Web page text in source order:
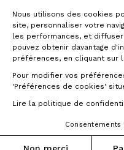
Nous utilisons des cookies
site, personnaliser votre
les performances, et
pouvez obtenir davantage
préférences, en cliquant sur
Pour modifier vos
'Préférences de cookies'
Lire la politique de
©